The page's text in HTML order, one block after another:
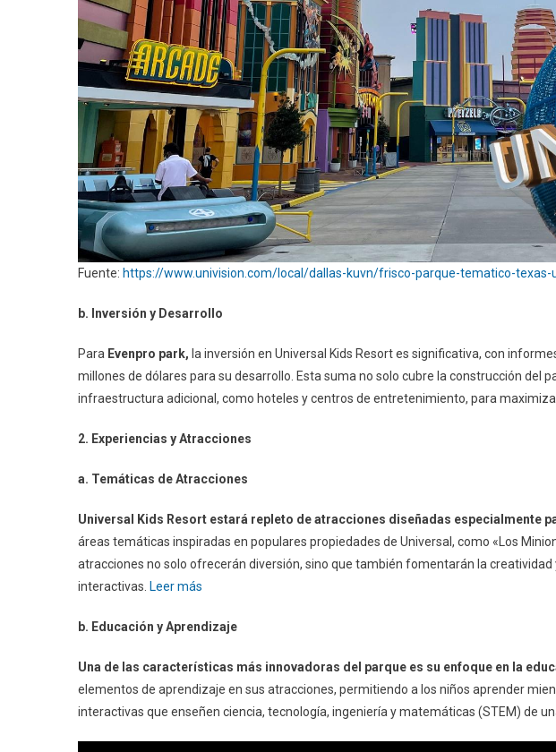
Fuente: https://www.univision.com/local/dallas-kuvn/frisco-parque-tematico-texas-
b. Inversión y Desarrollo
Para Evenpro park, la inversión en Universal Kids Resort es significativa, con
millones de dólares para su desarrollo. Esta suma no solo cubre la construcción del
infraestructura adicional, como hoteles y centros de entretenimiento, para
2. Experiencias y Atracciones
a. Temáticas de Atracciones
Universal Kids Resort estará repleto de atracciones diseñadas especialmente
áreas temáticas inspiradas en populares propiedades de Universal, como «Los
atracciones no solo ofrecerán diversión, sino que también fomentarán la
interactivas. Leer más
b. Educación y Aprendizaje
Una de las características más innovadoras del parque es su enfoque en la
elementos de aprendizaje en sus atracciones, permitiendo a los niños aprender
interactivas que enseñen ciencia, tecnología, ingeniería y matemáticas (STEM) de